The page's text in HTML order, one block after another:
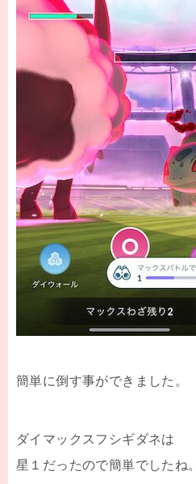
簡単に倒す事ができました。
ダイマックスフシギダネは
星１だったので簡単でしたね。